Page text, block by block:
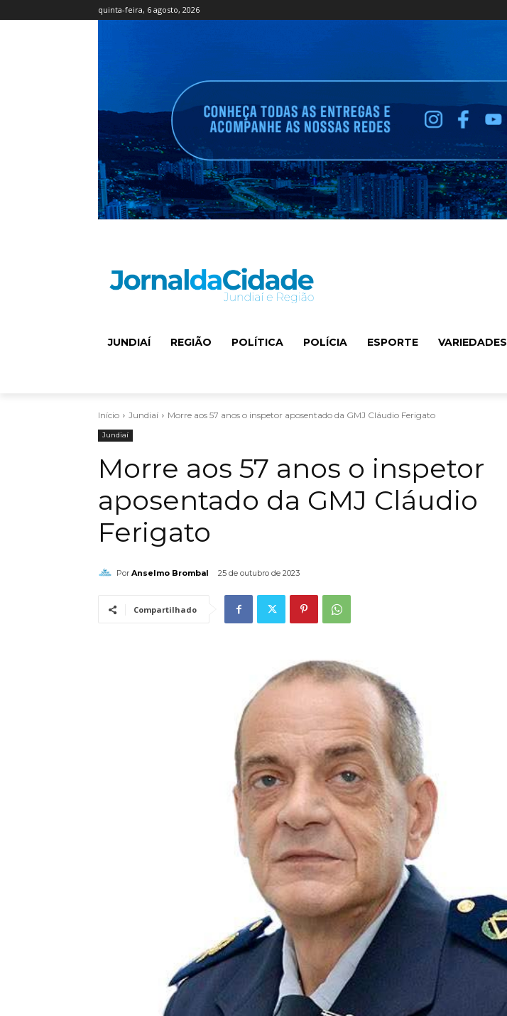
quinta-feira, 6 agosto, 2026
JUNDIAÍ REGIÃO POLÍTICA POLÍCIA ESPORTE VARIEDADES
Início Jundiaí Morre aos 57 anos o inspetor aposentado da GMJ Cláudio Ferigato
Jundiaí
Morre aos 57 anos o inspetor
aposentado da GMJ Cláudio
Ferigato
Por Anselmo Brombal 25 de outubro de 2023
Compartilhado